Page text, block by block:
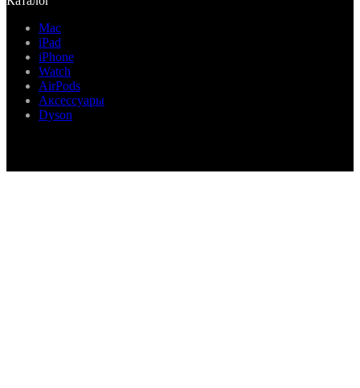
Mac
iPad
iPhone
Watch
AirPods
Аксессуары
Dyson